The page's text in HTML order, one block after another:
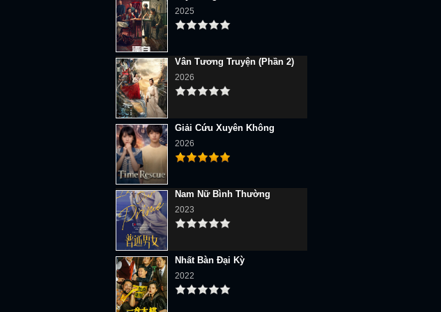
2025
Vân Tương Truyện (Phần 2)
2026
Giải Cứu Xuyên Không
2026
Nam Nữ Bình Thường
2023
Nhất Bàn Đại Kỳ
2022